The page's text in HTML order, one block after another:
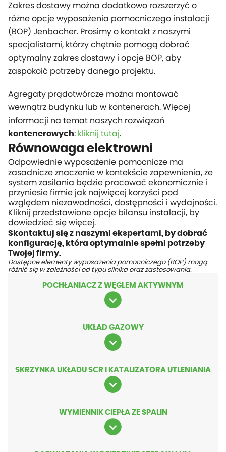
Zakres dostawy można dodatkowo rozszerzyć o
różne opcje wyposażenia pomocniczego instalacji
(BOP) Jenbacher. Prosimy o kontakt z naszymi
specjalistami, którzy chętnie pomogą dobrać
optymalny zakres dostawy i opcje BOP, aby
zaspokoić potrzeby danego projektu.
Agregaty prądotwórcze można montować
wewnątrz budynku lub w kontenerach. Więcej
informacji na temat naszych rozwiązań
kontenerowych: kliknij tutaj.
Równowaga elektrowni
Odpowiednie wyposażenie pomocnicze ma
zasadnicze znaczenie w kontekście zapewnienia, że
system zasilania będzie pracować ekonomicznie i
przyniesie firmie jak najwięcej korzyści pod
względem niezawodności, dostępności i wydajności.
Kliknij przedstawione opcje bilansu instalacji, by
dowiedzieć się więcej.
Skontaktuj się z naszymi ekspertami, by dobrać
konfigurację, która optymalnie spełni potrzeby
Twojej firmy.
Dostępne elementy wyposażenia pomocniczego (BOP) mogą
różnić się w zależności od typu silnika oraz zastosowania.
POCHŁANIACZ Z WĘGLEM AKTYWNYM
UKŁAD GAZOWY
SKRZYNKA UKŁADU SCR I KATALIZATORA UTLENIANIA
WYMIENNIK CIEPŁA ZE SPALIN